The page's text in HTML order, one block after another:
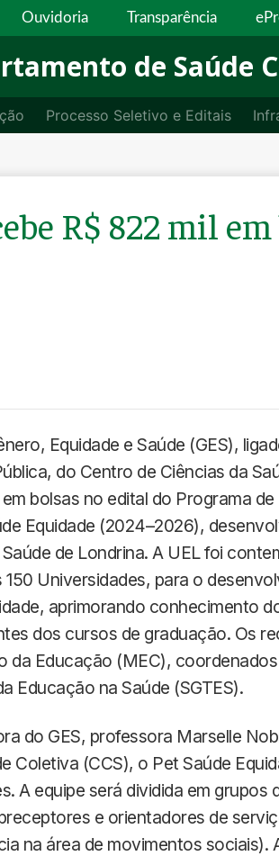
Ouvidoria Transparência
de Saúde
Processo Seletivo e Editais
R$ 822 mil
Equidade e Saúde (GES),
do Centro de Ciências da
bolsas no edital do Programa
Equidade (2024–2026),
de Londrina. A UEL foi
Universidades, para o
aprimorando conhecimento
dos cursos de graduação. Os
da Educação (MEC),
Educação na Saúde (SGTES).
do GES, professora Marselle
Coletiva (CCS), o Pet Saúde
A equipe será dividida em grupos
e orientadores de
na área de movimentos sociais).